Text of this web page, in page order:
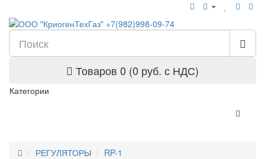
Товаров 0 (0 руб. с НДС)
Категории
РЕГУЛЯТОРЫ RP-1